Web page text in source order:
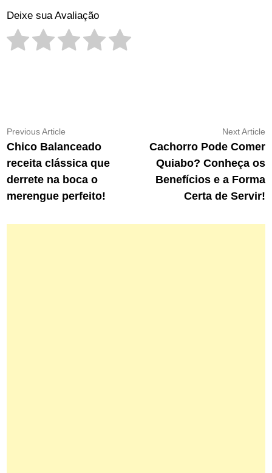
Deixe sua Avaliação
Navegação
de
Post
Previous Article
article:
Chico Balanceado
receita clássica que
derrete na boca o
merengue perfeito!
Next Article
Cachorro Pode Comer
Quiabo? Conheça os
Benefícios e a Forma
Certa de Servir!